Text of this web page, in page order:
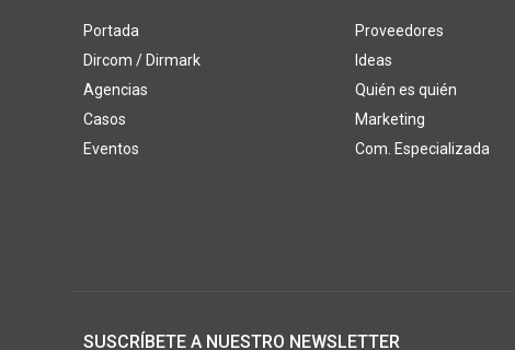
Portada
Dircom / Dirmark
Agencias
Casos
Eventos
Proveedores
Ideas
Quién es quién
Marketing
Com. Especializada
SUSCRÍBETE A NUESTRO NEWSLETTER